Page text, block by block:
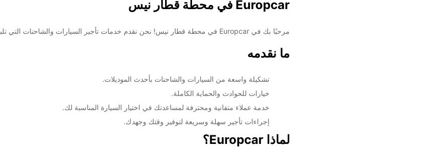
Europcar في محطة قطار نيس
مرحبًا بك في Europcar في محطة قطار نيس! نحن نقدم خدمات تأجير السيارات والشاحنات التي تلبي جميع احتياجاتك في رحلتك.
ما نقدمه
تشكيلة واسعة من السيارات والشاحنات بأحدث الموديلات.
خيارات للحوادث والحماية الكاملة.
خدمة عملاء متفانية ومحترفة لمساعدتك في اختيار السيارة المناسبة لك.
إجراءات تأجير سهلة وسريعة لتوفير وقتك وجهدك.
لماذا Europcar؟